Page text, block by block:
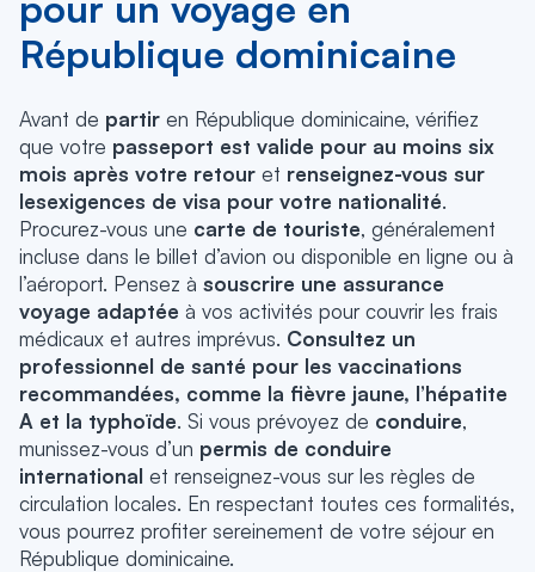
République dominicaine
Avant de partir en République dominicaine, vérifiez
que votre passeport est valide pour au moins six
mois après votre retour et renseignez-vous sur
lesexigences de visa pour votre nationalité.
Procurez-vous une carte de touriste, généralement
incluse dans le billet d’avion ou disponible en ligne ou à
l’aéroport. Pensez à souscrire une assurance
voyage adaptée à vos activités pour couvrir les frais
médicaux et autres imprévus. Consultez un
professionnel de santé pour les vaccinations
recommandées, comme la fièvre jaune, l’hépatite
A et la typhoïde. Si vous prévoyez de conduire,
munissez-vous d’un permis de conduire
international et renseignez-vous sur les règles de
circulation locales. En respectant toutes ces formalités,
vous pourrez profiter sereinement de votre séjour en
République dominicaine.